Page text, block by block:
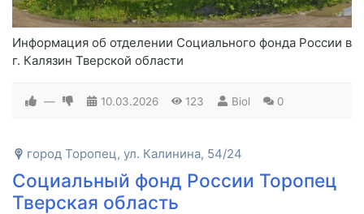
Информация об отделении Социального фонда России в
г. Калязин Тверской области
— 10.03.2026 123 Biol 0
город Торопец, ул. Калинина, 54/24
Социальный фонд России Торопец
Тверская область